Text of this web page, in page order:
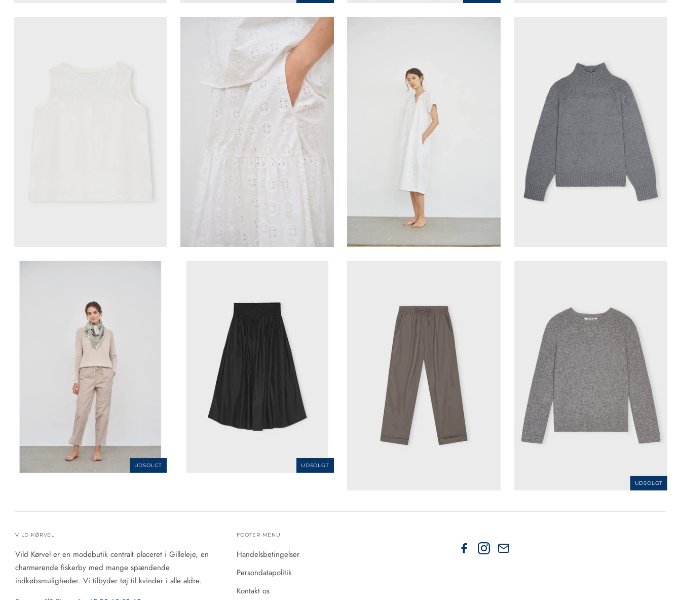
VILD KØRVEL
Care by me-Augusta skirt
VILD KØRVEL
Care by me-Augusta kjole
1.500,00 kr
VILD KØRVEL
Care by me-Mea sweater
3.500,00 kr
UDSOLGT
VILD KØRVEL
Care by me-Laura classic pants
UDSOLGT
Care by me-Laura long skirt VILD KØRVEL
Care By Me-Laura casual pants
800,00 kr
UDSOLGT
VILD KØRVEL
Care By Me-caroline blouse
VILD KØRVEL
Vild Kørvel er en modebutik centralt placeret i Gilleleje, en
charmerende fiskerby med mange spændende
indkøbsmuligheder. Vi tilbyder tøj til kvinder i alle aldre.
FOOTER MENU
Handelsbetingelser
Persondatapolitik
Kontakt os